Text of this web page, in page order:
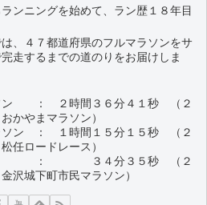
ンニングを始めて、ラン歴１８年目
、４７都道府県のフルマラソンをサ
走するまでの道のりをお届けしま
ン ： ２時間３６分４１秒 （２
かやまマラソン）
ソン ： １時間１５分１５秒 （２
任ロードレース）
： ３４分３５秒 （２
沢城下町市民マラソン）